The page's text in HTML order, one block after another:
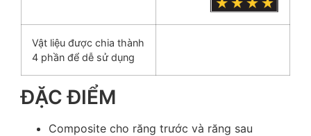
Vật liệu được chia thành
4 phần để dễ sử dụng
ĐẶC ĐIỂM
Composite cho răng trước và răng sau